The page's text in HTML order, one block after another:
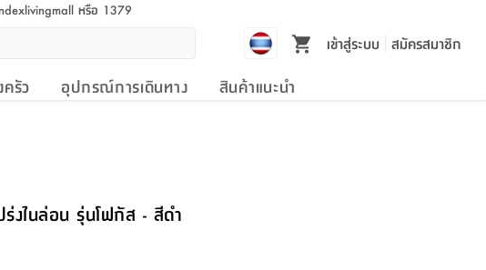
หรือ 1379
เข้าสู่ระบบ สมัครสมาชิก
รัว อุปกรณ์การเดินทาง สินค้าแนะนำ
ร่งไนล่อน รุ่นโฟกัส - สีดำ